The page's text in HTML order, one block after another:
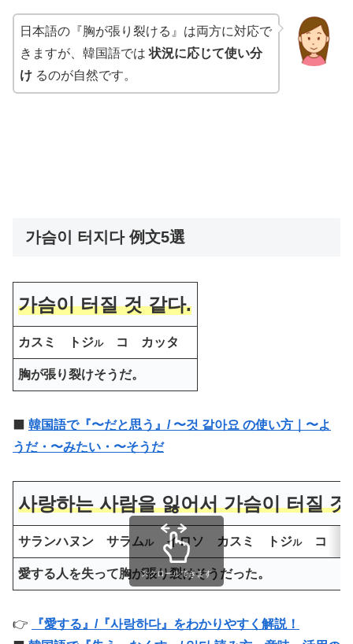
日本語の『胸が張り裂ける』は両方に対応で
きますが、韓国語では状況に応じて使い分
け るのが自然です。
가슴이 터지다 例文5選
가슴이 터질 것 같다.
カスミ トジルコ カッタ
胸が張り裂けそうだ。
韓国語で『〜だと思う』/ 〜것 같아요 の使い方｜〜よ
うだ・〜みたい・〜そうだ
사랑하는 사람을 잃어서 가슴이 터질
サランハヌン サラムル イロソ カスミ トジルコ カ
愛する人を失って胸が張り裂けそうだった。
スクロールできます
👉
『愛する』/『사랑하다』をわかりやすく解説！